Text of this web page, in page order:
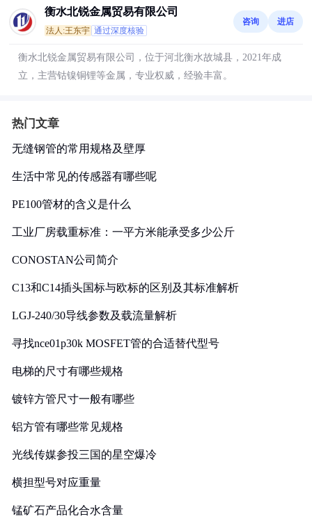
衡水北锐金属贸易有限公司
法人:王东宇 通过深度核验
咨询 进店
衡水北锐金属贸易有限公司，位于河北衡水故城县，2021年成
立，主营钴镍铜锂等金属，专业权威，经验丰富。
热门文章
无缝钢管的常用规格及壁厚
生活中常见的传感器有哪些呢
PE100管材的含义是什么
工业厂房载重标准：一平方米能承受多少公斤
CONOSTAN公司简介
C13和C14插头国标与欧标的区别及其标准解析
LGJ-240/30导线参数及载流量解析
寻找nce01p30k MOSFET管的合适替代型号
电梯的尺寸有哪些规格
镀锌方管尺寸一般有哪些
铝方管有哪些常见规格
光线传媒参投三国的星空爆冷
横担型号对应重量
锰矿石产品化合水含量